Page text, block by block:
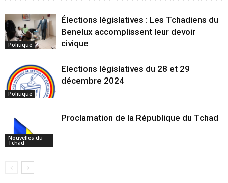
Politique
Élections législatives : Les Tchadiens du
Benelux accomplissent leur devoir
civique
Politique
Elections législatives du 28 et 29
décembre 2024
Nouvelles du
Tchad
Proclamation de la République du Tchad